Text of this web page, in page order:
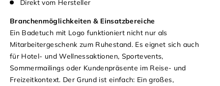
Direkt vom Hersteller
Branchenmöglichkeiten & Einsatzbereiche
Ein Badetuch mit Logo funktioniert nicht nur als
Mitarbeitergeschenk zum Ruhestand. Es eignet sich auch
für Hotel- und Wellnessaktionen, Sportevents,
Sommermailings oder Kundenpräsente im Reise- und
Freizeitkontext. Der Grund ist einfach: Ein großes,